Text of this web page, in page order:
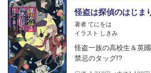
怪盗は探偵のはじま
著者 てにをは
イラスト しきみ
怪盗一族の高校生＆英
禁忌のタッグ!?